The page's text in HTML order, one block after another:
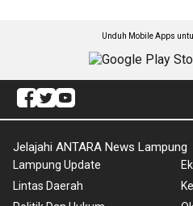
Unduh Mobile Apps
Jelajahi ANTARA News Lampung
Lampung Update
Lintas Daerah